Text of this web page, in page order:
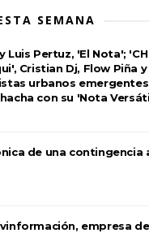
SEMANA
Luis Pertuz, 'El Nota';
Cristian Dj, Flow Piña y
urbanos
con su 'Nota
de una contingencia
empresa